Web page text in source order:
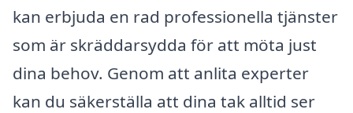
kan erbjuda en rad professionella tjänster
som är skräddarsydda för att möta just
dina behov. Genom att anlita experter
kan du säkerställa att dina tak alltid ser